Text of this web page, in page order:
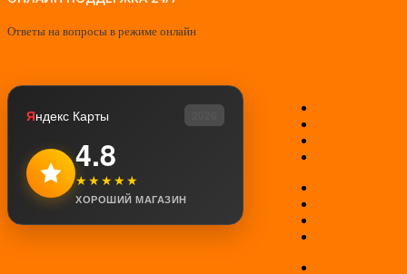
Ответы на вопросы в режиме онлайн
Яндекс Карты
4.8
★★★★★
ХОРОШИЙ МАГАЗИН